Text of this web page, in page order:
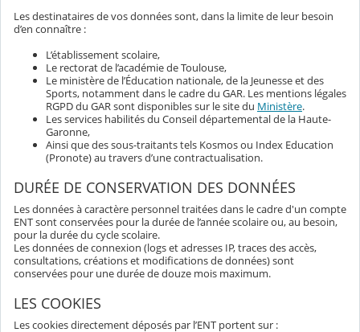
Les destinataires de vos données sont, dans la limite de leur besoin
d’en connaître :
L’établissement scolaire,
Le rectorat de l’académie de Toulouse,
Le ministère de l’Éducation nationale, de la Jeunesse et des
Sports, notamment dans le cadre du GAR. Les mentions légales
RGPD du GAR sont disponibles sur le site du Ministère.
Les services habilités du Conseil départemental de la Haute-
Garonne,
Ainsi que des sous-traitants tels Kosmos ou Index Education
(Pronote) au travers d’une contractualisation.
DURÉE DE CONSERVATION DES DONNÉES
Les données à caractère personnel traitées dans le cadre d'un compte
ENT sont conservées pour la durée de l’année scolaire ou, au besoin,
pour la durée du cycle scolaire.
Les données de connexion (logs et adresses IP, traces des accès,
consultations, créations et modifications de données) sont
conservées pour une durée de douze mois maximum.
LES COOKIES
Les cookies directement déposés par l’ENT portent sur :